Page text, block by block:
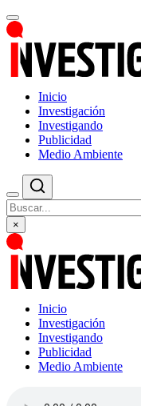
Inicio
Investigación
Investigando
Publicidad
Medio Ambiente
×
Inicio
Investigación
Investigando
Publicidad
Medio Ambiente